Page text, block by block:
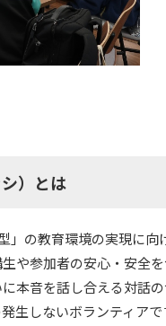
）とは
の教育環境の実現に向
や参加者の安心・安全
本音を話し合える対話
生しないボランティアで